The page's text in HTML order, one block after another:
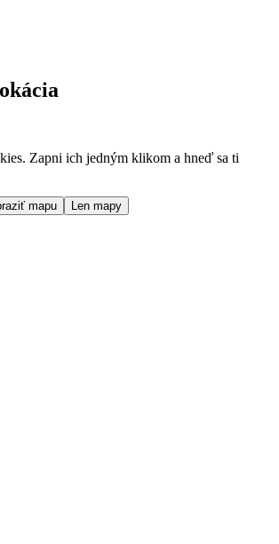
Zapni ich jedným klikom a hneď sa ti
mapu Len mapy